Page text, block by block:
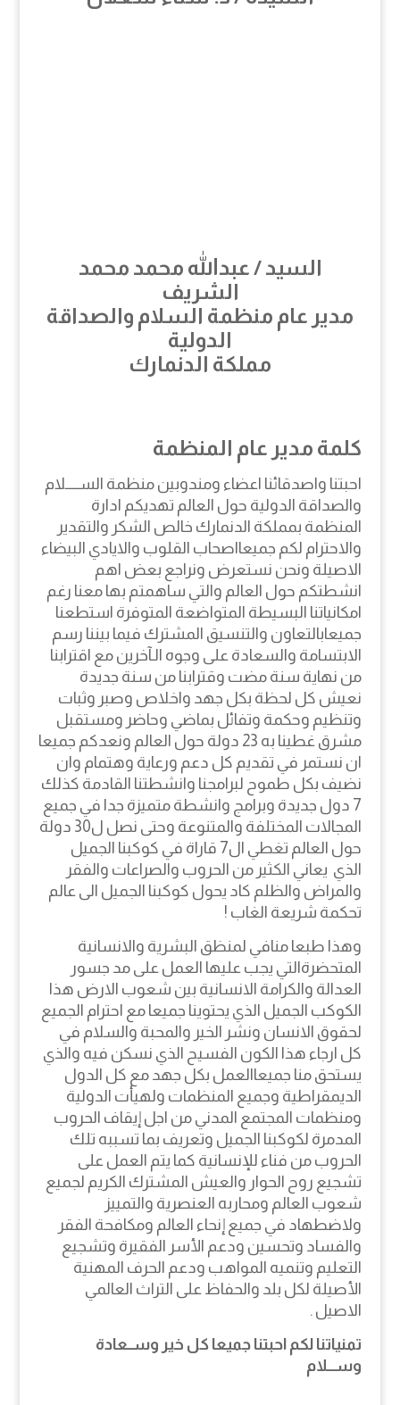
السيد / عبدالله محمد محمد
الشريف
مدير عام منظمة السلام والصداقة
الدولية
مملكة الدنمارك
كلمة مدير عام المنظمة
احبتنا واصدقائنا اعضاء ومندوبين منظمة الســـــلام
والصداقة الدولية حول العالم تهديكم ادارة
المنظمة بمملكة الدنمارك خالص الشكر والتقدير
والاحترام لكم جميعااصحاب القلوب والايادي البيضاء
الاصيلة ونحن نستعرض ونراجع بعض اهم
انشطتكم حول العالم والتي ساهمتم بها معنا رغم
امكانياتنا البسيطة المتواضعة المتوفرة استطعنا
جميعابالتعاون والتنسيق المشترك فيما بيننا رسم
الابتسامة والسعادة على وجوه الـآخرين مع اقترابنا
من نهاية سنة مضت وقترابنا من سنة جديدة
نعيش كل لحظة بكل جهد واخلاص وصبر وثبات
وتنظيم وحكمة وتفائل بماضي وحاضر ومستقبل
مشرق غطينا به 23 دولة حول العالم ونعدكم جميعا
ان نستمر في تقديم كل دعم ورعاية وهتمام وان
نضيف بكل طموح لبرامجنا وانشطتنا القادمة كذلك
7 دول جديدة وبرامج وانشطة متميزة جدا في جميع
المجالات المختلفة والمتنوعة وحتى نصل ل30 دولة
حول العالم تغطي ال7 قاراة في كوكبنا الجميل
الذي يعاني الكثير من الحروب والصراعات والفقر
والمراض والظلم كاد يحول كوكبنا الجميل الى عالم
تحكمة شريعة الغاب !
وهذا طبعا منافي لمنظق البشرية والانسانية
المتحضرةالتي يجب عليها العمل على مد جسور
العدالة والكرامة الانسانية بين شعوب الارض هذا
الكوكب الجميل الذي يحتوينا جميعا مع احترام الجميع
لحقوق الانسان ونشر الخير والمحبة والسلام في
كل ارجاء هذا الكون الفسيح الذي نسكن فيه والذي
يستحق منا جميعاالعمل بكل جهد مع كل الدول
الديمقراطية وجميع المنظمات ولهيأت الدولية
ومنظمات المجتمع المدني من اجل إيقاف الحروب
المدمرة لكوكبنا الجميل وتعريف بما تسببه تلك
الحروب من فناء للإنسانية كما يتم العمل على
تشجيع روح الحوار والعيش المشترك الكريم لجميع
شعوب العالم ومحاربه العنصرية والتمييز
ولاضطهاد في جميع إنحاء العالم ومكافحة الفقر
والفساد وتحسين ودعم الأسر الفقيرة وتشجيع
التعليم وتنميه المواهب ودعم الحرف المهنية
الأصيلة لكل بلد والحفاظ على التراث العالمي
الاصيل .
تمنياتنا لكم احبتنا جميعا كل خير وســعادة
وســـلام